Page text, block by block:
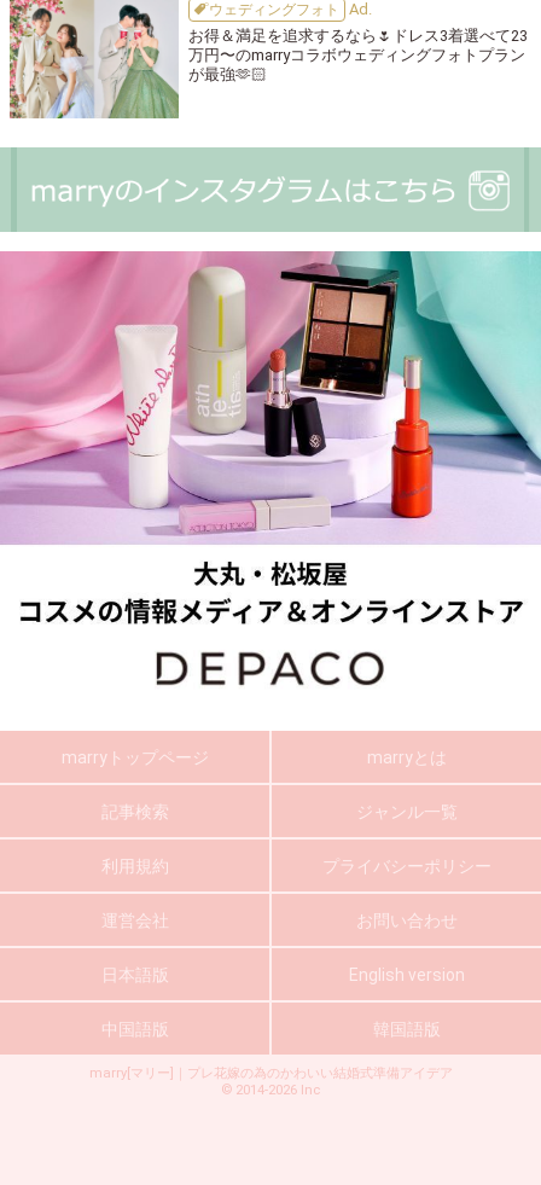
ウェディングフォト
お得＆満足を追求するなら🌷ドレス3着選べて23
万円〜のmarryコラボウェディングフォトプラン
が最強🫶🏻
marryトップページ marryとは
記事検索 ジャンル一覧
利用規約 プライバシーポリシー
運営会社 お問い合わせ
日本語版 English version
中国語版 韓国語版
marry[マリー]｜プレ花嫁の為のかわいい結婚式準備アイデア
© 2014-2026 Inc